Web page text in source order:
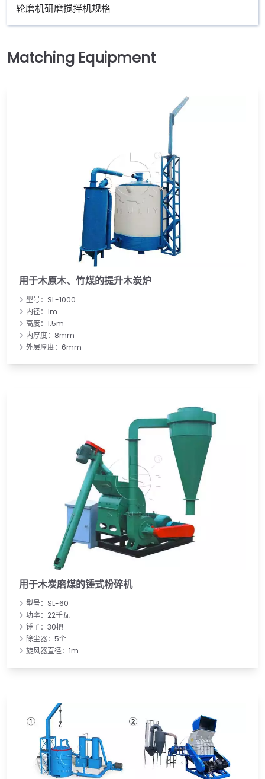
轮磨机研磨搅拌机规格
用于木原木、竹煤的提升木炭炉
型号：SL-1000
内径：1m
高度：1.5m
内厚度：8mm
外层厚度：6mm
用于木炭磨煤的锤式粉碎机
型号：SL-60
功率：22千瓦
锤子：30把
除尘器：5个
旋风器直径：1m